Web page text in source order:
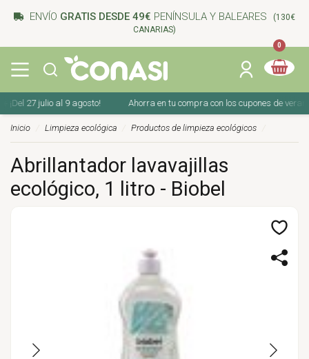
ENVÍO GRATIS DESDE 49€ PENÍNSULA Y BALEARES
(130€
CANARIAS)
0
27 julio al 9 agosto! Ahorra en tu compra con los cupones de verano
Inicio Limpieza ecológica Productos de limpieza ecológicos
Abrillantador lavavajillas
ecológico, 1 litro - Biobel